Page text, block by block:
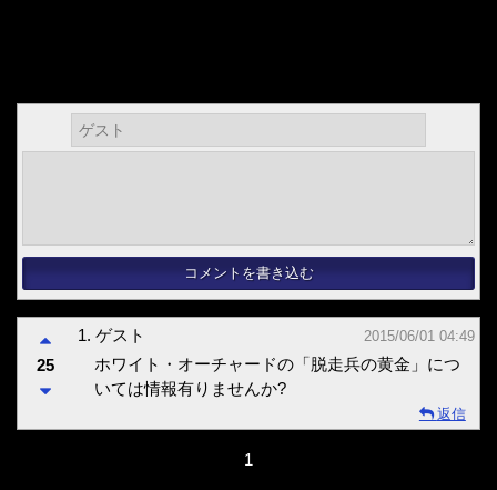
1.ゲスト 2015/06/01 04:49
ホワイト・オーチャードの「脱走兵の黄金」につ
いては情報有りませんか?
25
返信
1